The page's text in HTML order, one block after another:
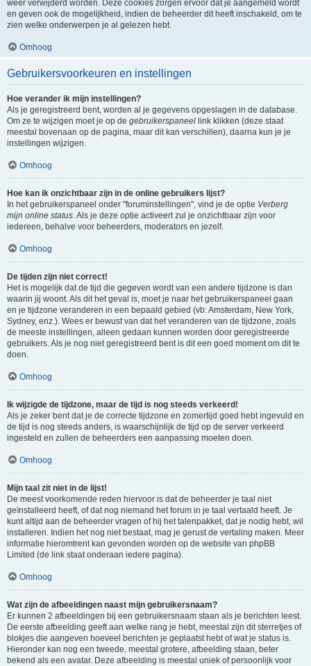
weer verwijderd worden. Deze cookies zorgen ervoor dat je aangemeld wordt
en geven ook de mogelijkheid, indien de beheerder dit heeft inschakeld, om te
zien welke onderwerpen je al gelezen hebt.
Omhoog
Gebruikersvoorkeuren en instellingen
Hoe verander ik mijn instellingen?
Als je geregistreerd bent, worden al je gegevens opgeslagen in de database.
Om ze te wijzigen moet je op de gebruikerspaneel link klikken (deze staat
meestal bovenaan op de pagina, maar dit kan verschillen), daarna kun je je
instellingen wijzigen.
Omhoog
Hoe kan ik onzichtbaar zijn in de online gebruikers lijst?
In het gebruikerspaneel onder "foruminstellingen", vind je de optie Verberg
mijn online status. Als je deze optie activeert zul je onzichtbaar zijn voor
iedereen, behalve voor beheerders, moderators en jezelf.
Omhoog
De tijden zijn niet correct!
Het is mogelijk dat de tijd die gegeven wordt van een andere tijdzone is dan
waarin jij woont. Als dit het geval is, moet je naar het gebruikerspaneel gaan
en je tijdzone veranderen in een bepaald gebied (vb: Amsterdam, New York,
Sydney, enz.). Wees er bewust van dat het veranderen van de tijdzone, zoals
de meeste instellingen, alleen gedaan kunnen worden door geregistreerde
gebruikers. Als je nog niet geregistreerd bent is dit een goed moment om dit te
doen.
Omhoog
Ik wijzigde de tijdzone, maar de tijd is nog steeds verkeerd!
Als je zeker bent dat je de correcte tijdzone en zomertijd goed hebt ingevuld en
de tijd is nog steeds anders, is waarschijnlijk de tijd op de server verkeerd
ingesteld en zullen de beheerders een aanpassing moeten doen.
Omhoog
Mijn taal zit niet in de lijst!
De meest voorkomende reden hiervoor is dat de beheerder je taal niet
geïnstalleerd heeft, of dat nog niemand het forum in je taal vertaald heeft. Je
kunt altijd aan de beheerder vragen of hij het talenpakket, dat je nodig hebt, wil
installeren. Indien het nog niet bestaat, mag je gerust de vertaling maken. Meer
informatie hieromtrent kan gevonden worden op de website van phpBB
Limited (de link staat onderaan iedere pagina).
Omhoog
Wat zijn de afbeeldingen naast mijn gebruikersnaam?
Er kunnen 2 afbeeldingen bij een gebruikersnaam staan als je berichten leest.
De eerste afbeelding geeft aan welke rang je hebt, meestal zijn dit sterretjes of
blokjes die aangeven hoeveel berichten je geplaatst hebt of wat je status is.
Hieronder kan nog een tweede, meestal grotere, afbeelding staan, beter
bekend als een avatar. Deze afbeelding is meestal uniek of persoonlijk voor